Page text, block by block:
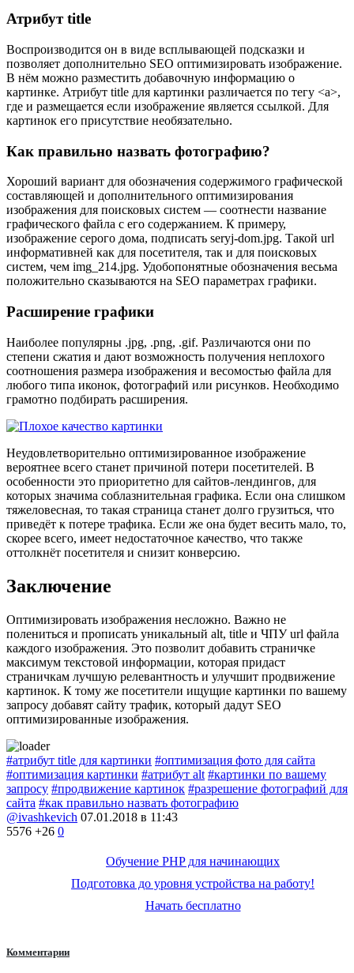
Атрибут title
Воспроизводится он в виде всплывающей подсказки и
позволяет дополнительно SEO оптимизировать изображение.
В нём можно разместить добавочную информацию о
картинке. Атрибут title для картинки различается по тегу <a>,
где и размещается если изображение является ссылкой. Для
картинок его присутствие необязательно.
Как правильно назвать фотографию?
Хороший вариант для обозначения содержимого графической
составляющей и дополнительного оптимизирования
изображения для поисковых систем — соотнести название
графического файла с его содержанием. К примеру,
изображение серого дома, подписать seryj-dom.jpg. Такой url
информативней как для посетителя, так и для поисковых
систем, чем img_214.jpg. Удобопонятные обозначения весьма
положительно сказываются на SEO параметрах графики.
Расширение графики
Наиболее популярны .jpg, .png, .gif. Различаются они по
степени сжатия и дают возможность получения неплохого
соотношения размера изображения и весомостью файла для
любого типа иконок, фотографий или рисунков. Необходимо
грамотно подбирать расширения.
Неудовлетворительно оптимизированное изображение
вероятнее всего станет причиной потери посетителей. В
особенности это приоритетно для сайтов-лендингов, для
которых значима соблазнительная графика. Если она слишком
тяжеловесная, то такая страница станет долго грузиться, что
приведёт к потере трафика. Если же она будет весить мало, то,
скорее всего, имеет недостаточное качество, что также
оттолкнёт посетителя и снизит конверсию.
Заключение
Оптимизировать изображения несложно. Важно не
полениться и прописать уникальный alt, title и ЧПУ url файла
каждого изображения. Это позволит добавить страничке
максимум текстовой информации, которая придаст
страничкам лучшую релевантность и улучшит продвижение
картинок. К тому же посетители ищущие картинки по вашему
запросу добавят сайту трафик, который дадут SEO
оптимизированные изображения.
#атрибут title для картинки #оптимизация фото для сайта
#оптимизация картинки #атрибут alt #картинки по вашему
запросу #продвижение картинок #разрешение фотографий для
сайта #как правильно назвать фотографию
@ivashkevich 07.01.2018 в 11:43
5576 +26 0
Обучение PHP для начинающих
Подготовка до уровня устройства на работу!
Начать бесплатно
Комментарии